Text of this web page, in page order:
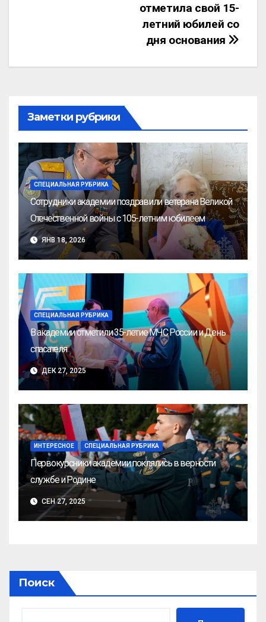
отметила свой 15-
летний юбилей со
дня основания
Заметки рубрики
СПЕЦИАЛЬНАЯ РУБРИКА
Сотрудники академии поздравили ветерана Великой
Отечественной войны с 105-летним юбилеем
ЯНВ 18, 2026
СПЕЦИАЛЬНАЯ РУБРИКА
В академии отметили 35-летие МЧС России и День
спасателя
ДЕК 27, 2025
ИНТЕРЕСНОЕ СПЕЦИАЛЬНАЯ РУБРИКА
Первокурсники академии поклялись в верности
службе и Родине
СЕН 27, 2025
Поиск